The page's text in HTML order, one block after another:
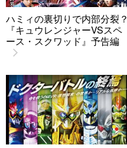
ハミィの裏切りで内部分裂？
『キュウレンジャーVSスペ
ース・スクワッド』予告編